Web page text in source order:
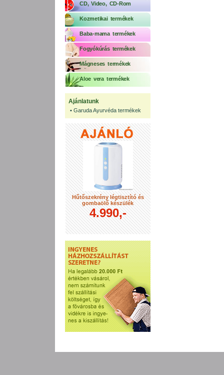
CD, Video, CD-Rom
Kozmetikai termékek
Baba-mama termékek
Fogyókúrás termékek
Mágneses termékek
Aloe vera termékek
Ajánlatunk
• Garuda Ayurvéda termékek
Hűtőszekrény légtisztító és
gombaölő készülék
4.990,-